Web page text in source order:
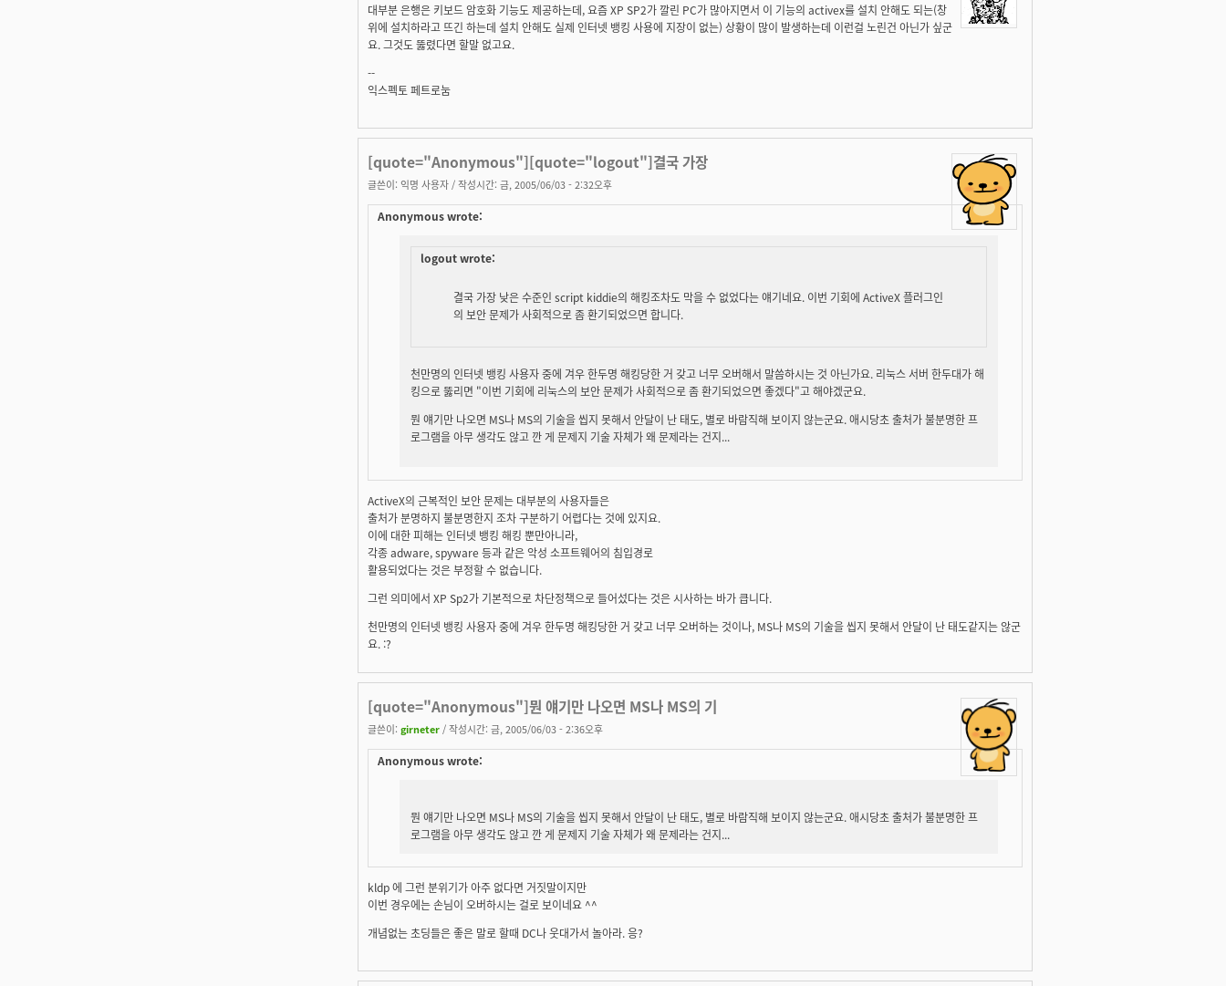
대부분 은행은 키보드 암호화 기능도 제공하는데, 요즘 XP SP2가 깔린 PC가 많아지면서 이 기능의 activex를 설치 안해도 되는(창
위에 설치하라고 뜨긴 하는데 설치 안해도 실제 인터넷 뱅킹 사용에 지장이 없는) 상황이 많이 발생하는데 이런걸 노린건 아닌가 싶군
요. 그것도 뚫렸다면 할말 없고요.
--
익스펙토 페트로눔
[quote="Anonymous"][quote="logout"]결국 가장
글쓴이: 익명 사용자 / 작성시간: 금, 2005/06/03 - 2:32오후
Anonymous wrote:
logout wrote:
결국 가장 낮은 수준인 script kiddie의 해킹조차도 막을 수 없었다는 얘기네요. 이번 기회에 ActiveX 플러그인
의 보안 문제가 사회적으로 좀 환기되었으면 합니다.
천만명의 인터넷 뱅킹 사용자 중에 겨우 한두명 해킹당한 거 갖고 너무 오버해서 말씀하시는 것 아닌가요. 리눅스 서버 한두대가 해
킹으로 뚫리면 "이번 기회에 리눅스의 보안 문제가 사회적으로 좀 환기되었으면 좋겠다"고 해야겠군요.
뭔 얘기만 나오면 MS나 MS의 기술을 씹지 못해서 안달이 난 태도, 별로 바람직해 보이지 않는군요. 애시당초 출처가 불분명한 프
로그램을 아무 생각도 않고 깐 게 문제지 기술 자체가 왜 문제라는 건지...
ActiveX의 근복적인 보안 문제는 대부분의 사용자들은
출처가 분명하지 불분명한지 조차 구분하기 어렵다는 것에 있지요.
이에 대한 피해는 인터넷 뱅킹 해킹 뿐만아니라,
각종 adware, spyware 등과 같은 악성 소프트웨어의 침입경로
활용되었다는 것은 부정할 수 없습니다.
그런 의미에서 XP Sp2가 기본적으로 차단정책으로 들어섰다는 것은 시사하는 바가 큽니다.
천만명의 인터넷 뱅킹 사용자 중에 겨우 한두명 해킹당한 거 갖고 너무 오버하는 것이나, MS나 MS의 기술을 씹지 못해서 안달이 난 태도같지는 않군
요. :?
[quote="Anonymous"]뭔 얘기만 나오면 MS나 MS의 기
글쓴이: girneter / 작성시간: 금, 2005/06/03 - 2:36오후
Anonymous wrote:
뭔 얘기만 나오면 MS나 MS의 기술을 씹지 못해서 안달이 난 태도, 별로 바람직해 보이지 않는군요. 애시당초 출처가 불분명한 프
로그램을 아무 생각도 않고 깐 게 문제지 기술 자체가 왜 문제라는 건지...
kldp 에 그런 분위기가 아주 없다면 거짓말이지만
이번 경우에는 손님이 오버하시는 걸로 보이네요 ^^
개념없는 초딩들은 좋은 말로 할때 DC나 웃대가서 놀아라. 응?